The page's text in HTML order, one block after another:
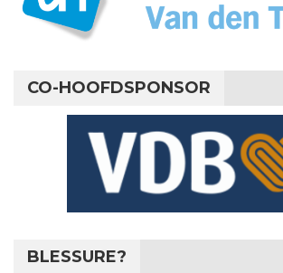
CO-HOOFDSPONSOR
BLESSURE?